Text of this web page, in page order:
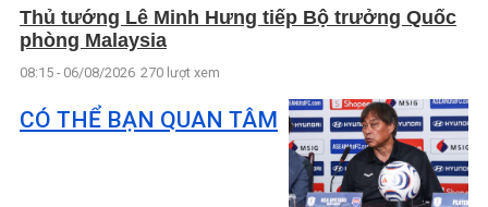
Thủ tướng Lê Minh Hưng tiếp Bộ trưởng Quốc
phòng Malaysia
08:15 - 06/08/2026 270 lượt xem
CÓ THỂ BẠN QUAN TÂM